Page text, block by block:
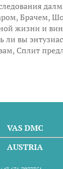
Брачем,
жизни и
ли вы
Сплит
VAS DMC
AUSTRIA